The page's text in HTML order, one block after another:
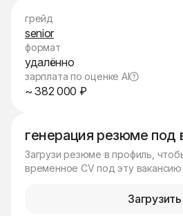
генерация резюме под
Загрузи резюме в профиль,
временное CV под эту вакансию
Загрузить
грейд
senior
формат
удалённо
зарплата по оценке AI
~ 382 000 ₽